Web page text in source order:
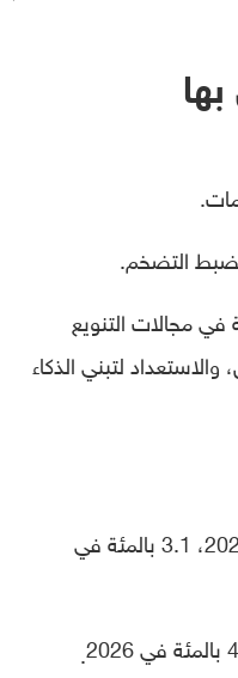
لضبط التضخم.
في مجالات التنويع
لتبني الذكاء
في 2025، 3.1 بالمئة في
.